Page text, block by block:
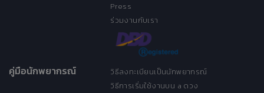
Press
ร่วมงานกับเรา
คู่มือนักพยากรณ์
วิธีลงทะเบียนเป็นนักพยากรณ์
วิธีการเริ่มใช้งานบน a ดวง